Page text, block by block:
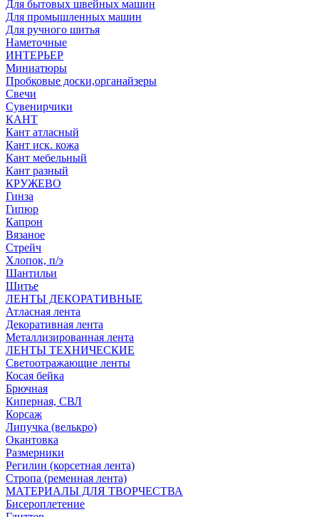
Для бытовых швейных машин
Для промышленных машин
Для ручного шитья
Наметочные
ИНТЕРЬЕР
Миниатюры
Пробковые доски,органайзеры
Свечи
Сувенирчики
КАНТ
Кант атласный
Кант иск. кожа
Кант мебельный
Кант разный
КРУЖЕВО
Гинза
Гипюр
Капрон
Вязаное
Стрейч
Хлопок, п/э
Шантильи
Шитье
ЛЕНТЫ ДЕКОРАТИВНЫЕ
Атласная лента
Декоративная лента
Металлизированная лента
ЛЕНТЫ ТЕХНИЧЕСКИЕ
Светоотражающие ленты
Косая бейка
Брючная
Киперная, СВЛ
Корсаж
Липучка (велькро)
Окантовка
Размерники
Регилин (корсетная лента)
Стропа (ременная лента)
МАТЕРИАЛЫ ДЛЯ ТВОРЧЕСТВА
Бисероплетение